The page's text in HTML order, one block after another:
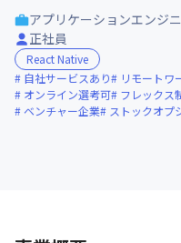
アプリケーションエンジ
正社員
React Native
自社サービスあり
リモートワ
オンライン選考可
フレックス
ベンチャー企業
ストックオプ